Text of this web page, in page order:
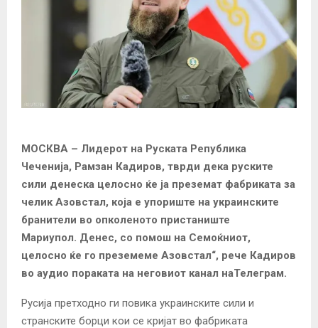
МОСКВА – Лидерот на Руската Република
Чеченија, Рамзан Кадиров, тврди дека руските
сили денеска целосно ќе ја преземат фабриката за
челик Азовстал, која е упориште на украинските
бранители во опколеното пристаниште
Мариупол. Денес, со помош на Семоќниот,
целосно ќе го преземеме Азовстал“, рече Кадиров
во аудио пораката на неговиот канал наТелеграм.
Русија претходно ги повика украинските сили и
странските борци кои се кријат во фабриката